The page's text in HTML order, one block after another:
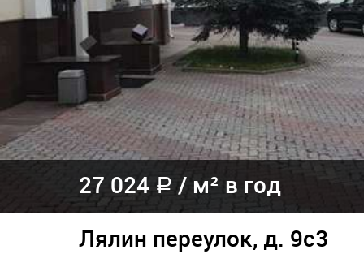
27 024 a / м² в год
Лялин переулок, д. 9с3